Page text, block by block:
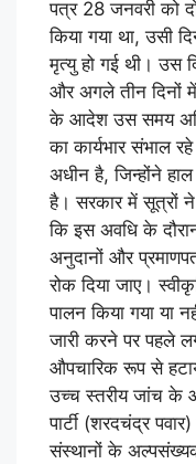
पत्र 28 जनवरी को
किया गया था, उसी
मृत्यु हो गई थी। उस
और अगले तीन दिनों
के आदेश उस समय
का कार्यभार संभाल
अधीन है, जिन्होंने
है। सरकार में सूत्रों ने
कि इस अवधि के
अनुदानों और
रोक दिया जाए।
पालन किया गया या
जारी करने पर पहले
औपचारिक रूप से
उच्च स्तरीय जांच के
पार्टी (शरदचंद्र
संस्थानों के अल्पसंख्यक